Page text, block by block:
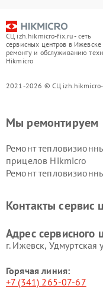
СЦ izh.hikmicro-fix.ru - сеть
сервисных центров в Ижевске
ремонту и обслуживанию
Hikmicro
2021-2026 © СЦ
Мы ремонтируем
Ремонт
прицелов Hikmicro
Ремонт
Контакты сервис
Адрес сервисного
г. Ижевск, Удмуртская
Горячая линия:
+7 (341) 265-07-67